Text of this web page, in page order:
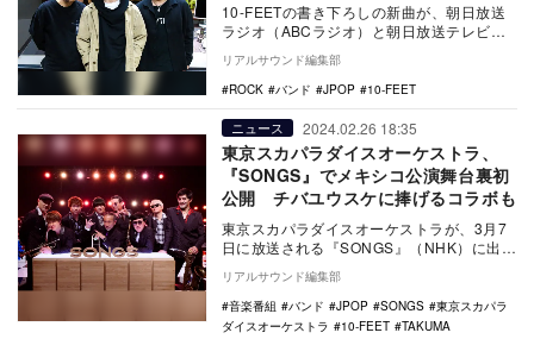
10-FEETの書き下ろしの新曲が、朝日放送
ラジオ（ABCラジオ）と朝日放送テレビ
（ABCテレビ）のプロ野球テーマソングに
決定し…
リアルサウンド編集部
ROCK
バンド JPOP 10-FEET
ニュース 2024.02.26 18:35
東京スカパラダイスオーケストラ、
『SONGS』でメキシコ公演舞台裏初
公開 チバユウスケに捧げるコラボも
東京スカパラダイスオーケストラが、3月7
日に放送される『SONGS』（NHK）に出演
する。 今年デビュー35周年を迎える東
京…
リアルサウンド編集部
音楽番組
バンド JPOP SONGS
東京スカパラ
ダイスオーケストラ
10-FEET TAKUMA